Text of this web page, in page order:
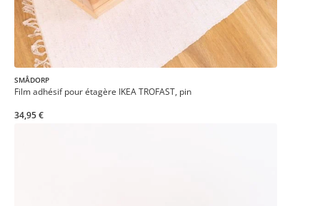
SMÅDORP
Film adhésif pour étagère IKEA TROFAST, pin
34,95 €